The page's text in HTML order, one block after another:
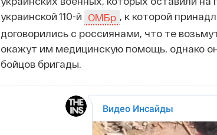
украинской 110-й ОМБр , к которой
договорились с россиянами, что те
окажут им медицинскую помощь, однако
бойцов бригады.